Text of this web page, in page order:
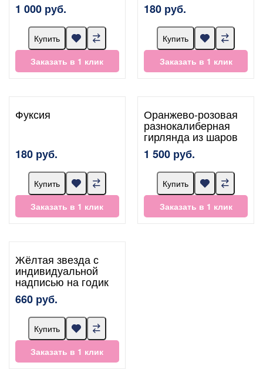
1 000 руб.
Купить
Заказать в 1 клик
180 руб.
Купить
Заказать в 1 клик
Фуксия
180 руб.
Купить
Заказать в 1 клик
Оранжево-розовая
разнокалиберная
гирлянда из шаров
1 500 руб.
Купить
Заказать в 1 клик
Жёлтая звезда с
индивидуальной
надписью на годик
660 руб.
Купить
Заказать в 1 клик